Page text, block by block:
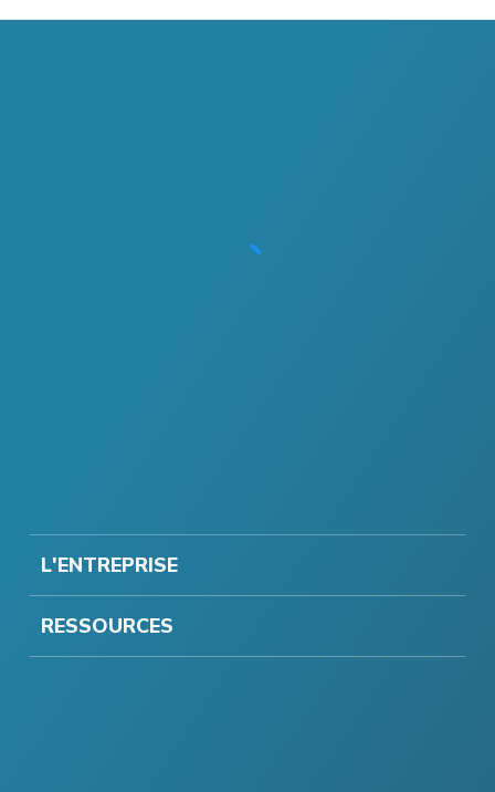
L'ENTREPRISE
RESSOURCES